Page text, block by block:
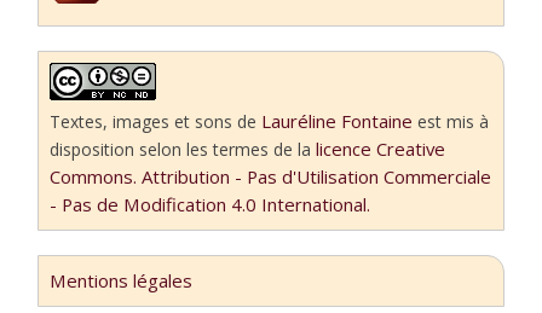
Textes, images et sons de Lauréline Fontaine est mis à
disposition selon les termes de lalicence Creative
Commons. Attribution - Pas d'Utilisation Commerciale
- Pas de Modification 4.0 International.
Mentions légales